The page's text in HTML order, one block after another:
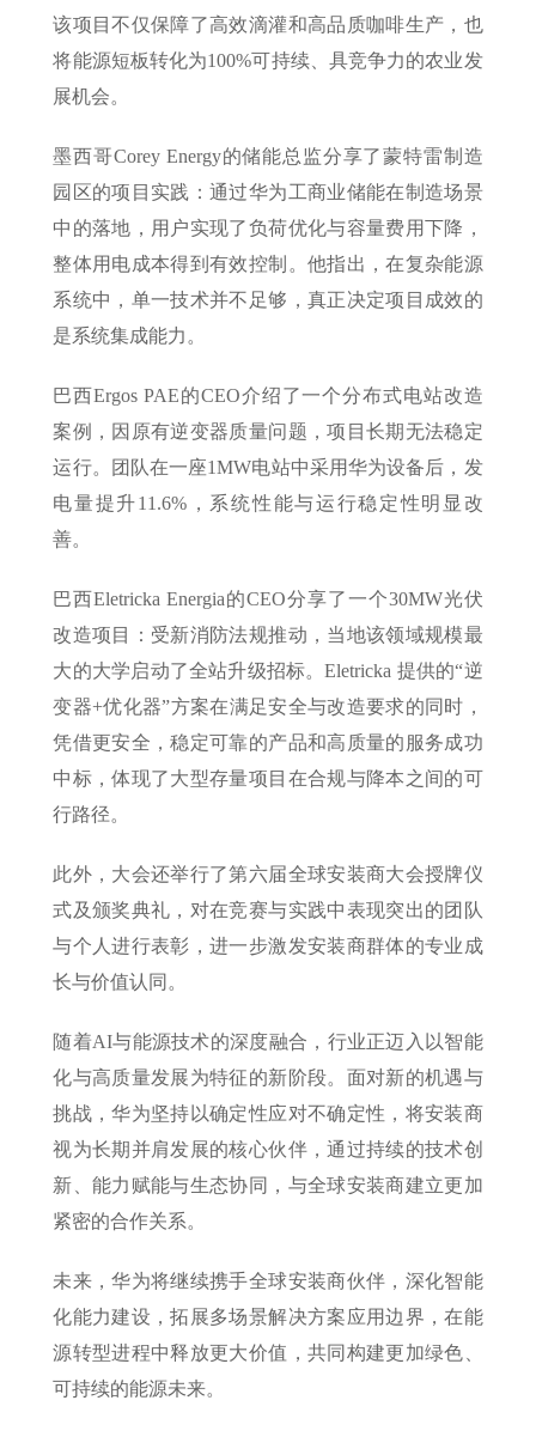
该项目不仅保障了高效滴灌和高品质咖啡生产，也
将能源短板转化为100%可持续、具竞争力的农业发
展机会。
墨西哥Corey Energy的储能总监分享了蒙特雷制造
园区的项目实践：通过华为工商业储能在制造场景
中的落地，用户实现了负荷优化与容量费用下降，
整体用电成本得到有效控制。他指出，在复杂能源
系统中，单一技术并不足够，真正决定项目成效的
是系统集成能力。
巴西Ergos PAE的CEO介绍了一个分布式电站改造
案例，因原有逆变器质量问题，项目长期无法稳定
运行。团队在一座1MW电站中采用华为设备后，发
电量提升11.6%，系统性能与运行稳定性明显改
善。
巴西Eletricka Energia的CEO分享了一个30MW光伏
改造项目：受新消防法规推动，当地该领域规模最
大的大学启动了全站升级招标。Eletricka 提供的“逆
变器+优化器”方案在满足安全与改造要求的同时，
凭借更安全，稳定可靠的产品和高质量的服务成功
中标，体现了大型存量项目在合规与降本之间的可
行路径。
此外，大会还举行了第六届全球安装商大会授牌仪
式及颁奖典礼，对在竞赛与实践中表现突出的团队
与个人进行表彰，进一步激发安装商群体的专业成
长与价值认同。
随着AI与能源技术的深度融合，行业正迈入以智能
化与高质量发展为特征的新阶段。面对新的机遇与
挑战，华为坚持以确定性应对不确定性，将安装商
视为长期并肩发展的核心伙伴，通过持续的技术创
新、能力赋能与生态协同，与全球安装商建立更加
紧密的合作关系。
未来，华为将继续携手全球安装商伙伴，深化智能
化能力建设，拓展多场景解决方案应用边界，在能
源转型进程中释放更大价值，共同构建更加绿色、
可持续的能源未来。